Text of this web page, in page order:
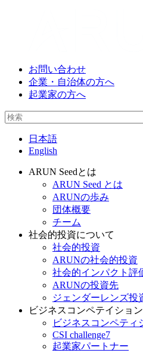
お問い合わせ
企業・自治体の方へ
起業家の方へ
日本語
English
ARUN Seedとは
ARUN Seed とは
ARUNの歩み
団体概要
チーム
社会的投資について
社会的投資
ARUNの社会的投資
社会的インパクト評
ARUNの投資先
ジェンダーレンズ投
ビジネスコンペテイション
ビジネスコンペティ
CSI challenge7
起業家パートナー